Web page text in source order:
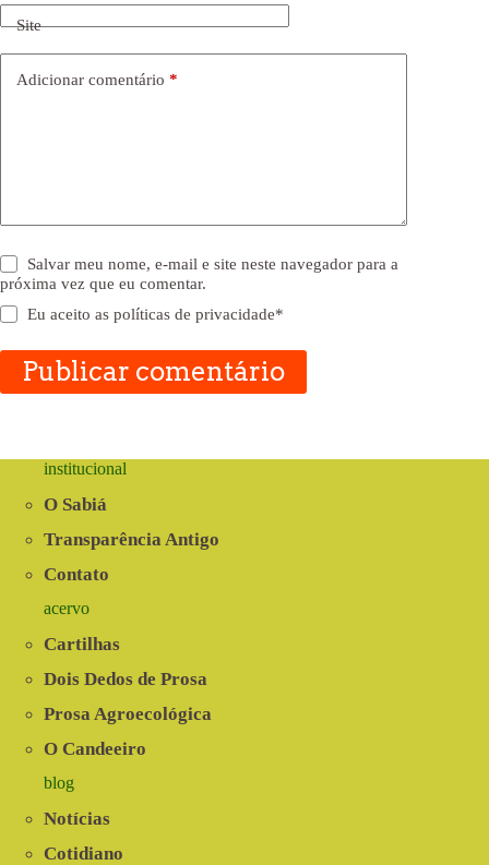
Site
Adicionar comentário *
Salvar meu nome, e-mail e site neste navegador para a
próxima vez que eu comentar.
Eu aceito aspolíticas de privacidade*
Publicar comentário
institucional
O Sabiá
Transparência Antigo
Contato
acervo
Cartilhas
Dois Dedos de Prosa
Prosa Agroecológica
O Candeeiro
blog
Notícias
Cotidiano